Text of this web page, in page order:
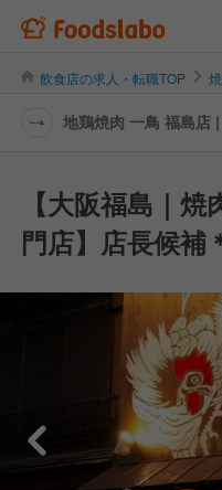
飲食店の求人・転職TOP
地鶏焼肉 一鳥 福島店
【大阪福島｜
門店】店長候補